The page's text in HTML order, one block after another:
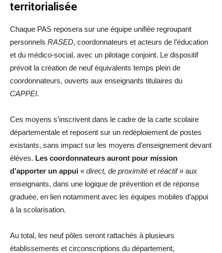
territorialisée
Chaque PAS reposera sur une équipe unifiée regroupant
personnels RASED, coordonnateurs et acteurs de l’éducation
et du médico-social, avec un pilotage conjoint. Le dispositif
prévoit la création de neuf équivalents temps plein de
coordonnateurs, ouverts aux enseignants titulaires du
CAPPEI.
Ces moyens s’inscrivent dans le cadre de la carte scolaire
départementale et reposent sur un redéploiement de postes
existants, sans impact sur les moyens d’enseignement devant
élèves. Les coordonnateurs auront pour mission
d’apporter un appui « direct, de proximité et réactif» aux
enseignants, dans une logique de prévention et de réponse
graduée, en lien notamment avec les équipes mobiles d’appui
à la scolarisation.
Au total, les neuf pôles seront rattachés à plusieurs
établissements et circonscriptions du département,